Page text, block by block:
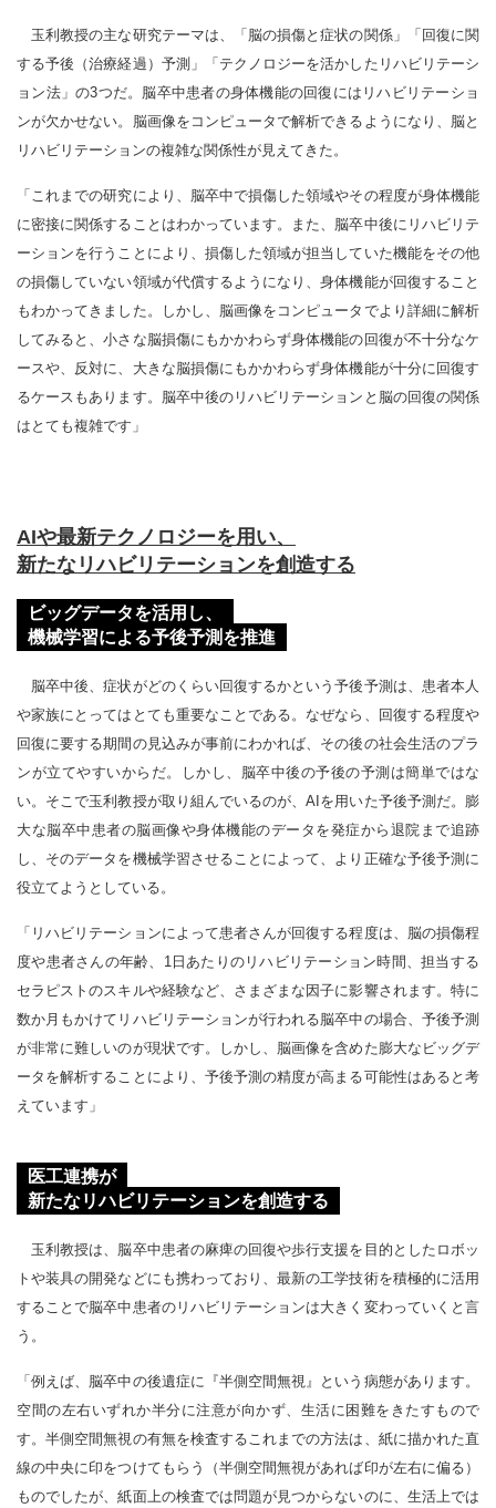
玉利教授の主な研究テーマは、「脳の損傷と症状の関係」「回復に関
する予後（治療経過）予測」「テクノロジーを活かしたリハビリテーシ
ョン法」の3つだ。脳卒中患者の身体機能の回復にはリハビリテーショ
ンが欠かせない。脳画像をコンピュータで解析できるようになり、脳と
リハビリテーションの複雑な関係性が見えてきた。
「これまでの研究により、脳卒中で損傷した領域やその程度が身体機能
に密接に関係することはわかっています。また、脳卒中後にリハビリテ
ーションを行うことにより、損傷した領域が担当していた機能をその他
の損傷していない領域が代償するようになり、身体機能が回復すること
もわかってきました。しかし、脳画像をコンピュータでより詳細に解析
してみると、小さな脳損傷にもかかわらず身体機能の回復が不十分なケ
ースや、反対に、大きな脳損傷にもかかわらず身体機能が十分に回復す
るケースもあります。脳卒中後のリハビリテーションと脳の回復の関係
はとても複雑です」
AIや最新テクノロジーを用い、
新たなリハビリテーションを創造する
ビッグデータを活用し、
機械学習による予後予測を推進
脳卒中後、症状がどのくらい回復するかという予後予測は、患者本人
や家族にとってはとても重要なことである。なぜなら、回復する程度や
回復に要する期間の見込みが事前にわかれば、その後の社会生活のプラ
ンが立てやすいからだ。しかし、脳卒中後の予後の予測は簡単ではな
い。そこで玉利教授が取り組んでいるのが、AIを用いた予後予測だ。膨
大な脳卒中患者の脳画像や身体機能のデータを発症から退院まで追跡
し、そのデータを機械学習させることによって、より正確な予後予測に
役立てようとしている。
「リハビリテーションによって患者さんが回復する程度は、脳の損傷程
度や患者さんの年齢、1日あたりのリハビリテーション時間、担当する
セラピストのスキルや経験など、さまざまな因子に影響されます。特に
数か月もかけてリハビリテーションが行われる脳卒中の場合、予後予測
が非常に難しいのが現状です。しかし、脳画像を含めた膨大なビッグデ
ータを解析することにより、予後予測の精度が高まる可能性はあると考
えています」
医工連携が
新たなリハビリテーションを創造する
玉利教授は、脳卒中患者の麻痺の回復や歩行支援を目的としたロボッ
トや装具の開発などにも携わっており、最新の工学技術を積極的に活用
することで脳卒中患者のリハビリテーションは大きく変わっていくと言
う。
「例えば、脳卒中の後遺症に『半側空間無視』という病態があります。
空間の左右いずれか半分に注意が向かず、生活に困難をきたすもので
す。半側空間無視の有無を検査するこれまでの方法は、紙に描かれた直
線の中央に印をつけてもらう（半側空間無視があれば印が左右に偏る）
ものでしたが、紙面上の検査では問題が見つからないのに、生活上では